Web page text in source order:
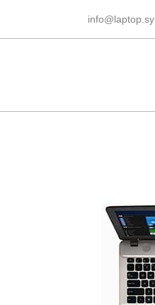
info@laptop.sy